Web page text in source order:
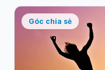
Góc chia sẻ